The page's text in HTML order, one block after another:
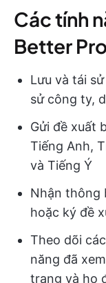
Các tính
Better
Lưu và tái
sử công ty,
Gửi đề xuất
Tiếng Anh,
và Tiếng Ý
Nhận thông
hoặc ký đề
Theo dõi
năng đã
trang và họ